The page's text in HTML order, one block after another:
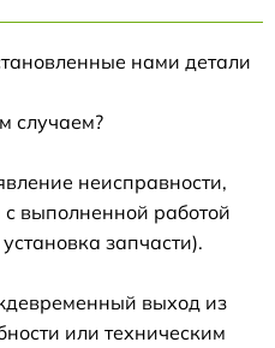
нами детали
случаем?
неисправности,
выполненной работой
запчасти).
выход из
или техническим